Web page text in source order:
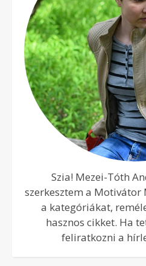
Szia! Mezei-Tóth
szerkesztem a Motivátor
a kategóriákat,
hasznos cikket. Ha
feliratkozni a